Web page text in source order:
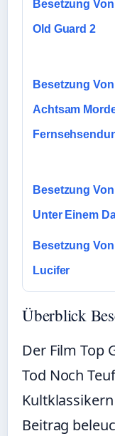
Besetzung
Old Guard 2
Besetzung Von
Achtsam
Besetzung
Unter Einem
Besetzung Von
Lucifer
Überblick
Der Film Top
Tod Noch
Beitrag